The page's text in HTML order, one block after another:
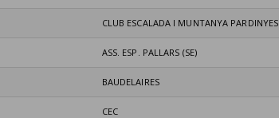
CLUB ESCALADA I MUNTANYA PARDINYES
ASS. ESP. PALLARS (SE)
BAUDELAIRES
CEC